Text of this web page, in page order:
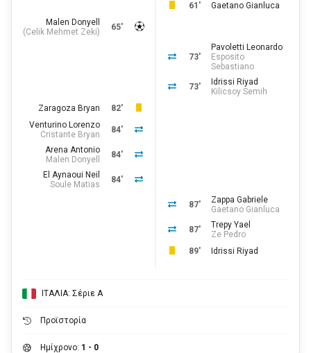
61'
Gaetano Gianluca
65'
Malen Donyell
(Celik Mehmet Zeki)
73'
Pavoletti Leonardo
Esposito
Sebastiano
73'
Idrissi Riyad
Kilicsoy Semih
82'
Zaragoza Bryan
84'
Venturino Lorenzo
Cristante Bryan
84'
Arena Antonio
Malen Donyell
84'
El Aynaoui Neil
Soule Matias
87'
Zappa Gabriele
Gaetano Gianluca
87'
Trepy Yael
Ze Pedro
89'
Idrissi Riyad
ΙΤΑΛΙΑ: Σέριε Α
Προϊστορία
Ημίχρονο: 1 - 0